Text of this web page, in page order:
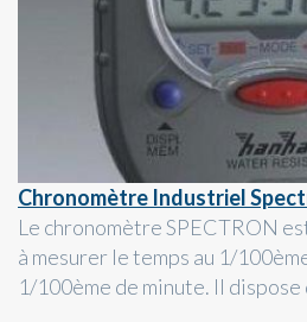
Chronomètre Industriel
Le chronomètre SPECTRON
à mesurer le temps au 1/
1/100ème de minute. Il dispose